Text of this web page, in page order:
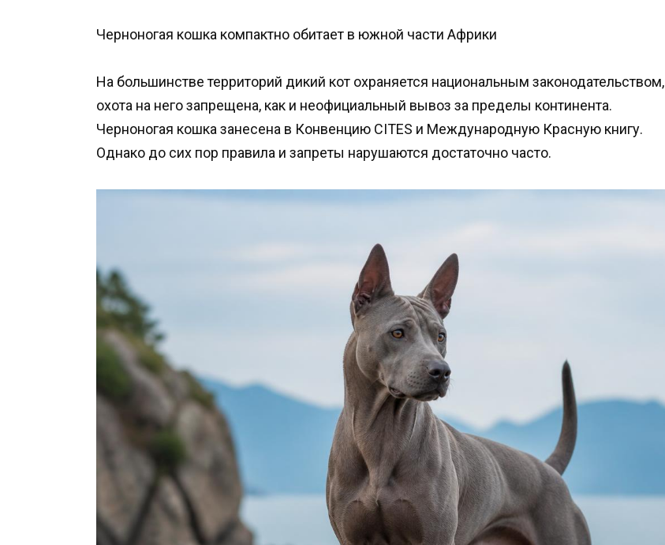
Черноногая кошка компактно обитает в южной части Африки
На большинстве территорий дикий кот охраняется национальным законодательством,
охота на него запрещена, как и неофициальный вывоз за пределы континента.
Черноногая кошка занесена в Конвенцию CITES и Международную Красную книгу.
Однако до сих пор правила и запреты нарушаются достаточно часто.